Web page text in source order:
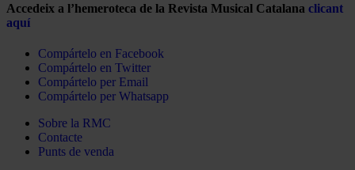
Accedeix a l’hemeroteca de la Revista Musical Catalana clicant
aquí
Compártelo en Facebook
Compártelo en Twitter
Compártelo per Email
Compártelo per Whatsapp
Sobre la RMC
Contacte
Punts de venda